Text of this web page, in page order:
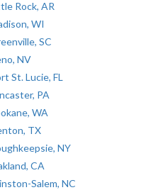
Rock, AR
WI
SC
NV
St. Lucie, FL
PA
WA
TX
NY
CA
Salem, NC